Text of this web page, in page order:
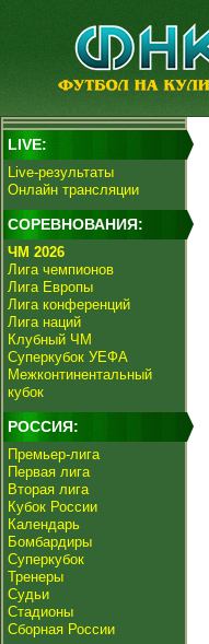
LIVE:
Live-результаты
Онлайн трансляции
СОРЕВНОВАНИЯ:
ЧМ 2026
Лига чемпионов
Лига Европы
Лига конференций
Лига наций
Клубный ЧМ
Суперкубок УЕФА
Межконтинентальный
кубок
РОССИЯ:
Премьер-лига
Первая лига
Вторая лига
Кубок России
Календарь
Бомбардиры
Суперкубок
Тренеры
Судьи
Стадионы
Сборная России